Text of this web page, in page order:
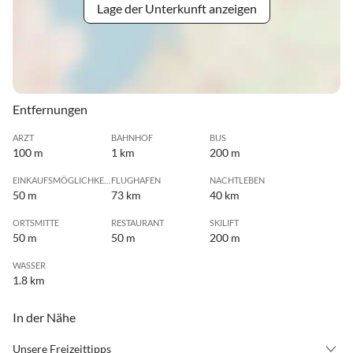
Lage der Unterkunft anzeigen
Entfernungen
ARZT
100 m
BAHNHOF
1 km
BUS
200 m
50 m
FLUGHAFEN
73 km
NACHTLEBEN
40 km
ORTSMITTE
50 m
RESTAURANT
50 m
SKILIFT
200 m
WASSER
1.8 km
In der Nähe
Unsere Freizeittipps